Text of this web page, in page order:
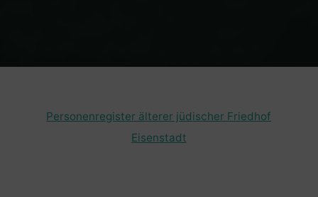
Personenregister älterer jüdischer Friedhof
Eisenstadt